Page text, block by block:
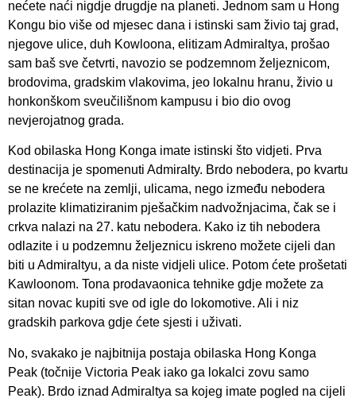
nećete naći nigdje drugdje na planeti. Jednom sam u Hong
Kongu bio više od mjesec dana i istinski sam živio taj grad,
njegove ulice, duh Kowloona, elitizam Admiraltya, prošao
sam baš sve četvrti, navozio se podzemnom željeznicom,
brodovima, gradskim vlakovima, jeo lokalnu hranu, živio u
honkonškom sveučilišnom kampusu i bio dio ovog
nevjerojatnog grada.
Kod obilaska Hong Konga imate istinski što vidjeti. Prva
destinacija je spomenuti Admiralty. Brdo nebodera, po kvartu
se ne krećete na zemlji, ulicama, nego između nebodera
prolazite klimatiziranim pješačkim nadvožnjacima, čak se i
crkva nalazi na 27. katu nebodera. Kako iz tih nebodera
odlazite i u podzemnu željeznicu iskreno možete cijeli dan
biti u Admiraltyu, a da niste vidjeli ulice. Potom ćete prošetati
Kawloonom. Tona prodavaonica tehnike gdje možete za
sitan novac kupiti sve od igle do lokomotive. Ali i niz
gradskih parkova gdje ćete sjesti i uživati.
No, svakako je najbitnija postaja obilaska Hong Konga
Peak (točnije Victoria Peak iako ga lokalci zovu samo
Peak). Brdo iznad Admiraltya sa kojeg imate pogled na cijeli